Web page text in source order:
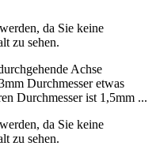
da Sie keine
zu sehen.
Achse
Durchmesser etwas
Durchmesser ist 1,5mm ...
da Sie keine
zu sehen.